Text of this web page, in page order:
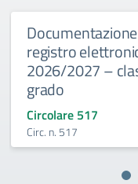
registro
2026/2027 –
grado
Circolare 517
Circ. n. 517